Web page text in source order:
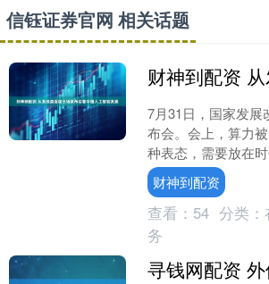
信钰证券官网 相关话题
7月31日，国家发展
布会。会上，算力
种表态，需要放在
前，人工智能技术创
活跃期。一方面，中
财神到配资
查看： 54 分类：
务